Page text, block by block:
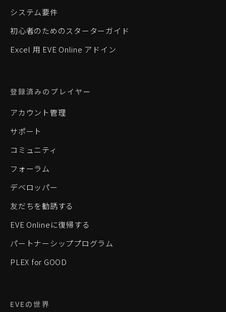
システム要件
初心者のためのスターターガイド
Excel 用 EVE Online アドイン
登録済みのプレイヤー
アカウント管理
サポート
コミュニティ
フォーラム
デベロッパー
友だちを勧誘する
EVE Onlineに復帰する
パートナーシッププログラム
PLEX for GOOD
EVEの世界